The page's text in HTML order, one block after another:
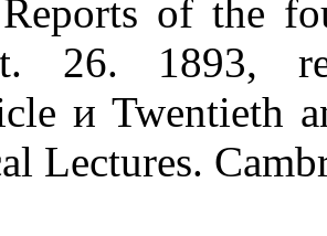
of the
26. 1893,
и Twentieth
Lectures.